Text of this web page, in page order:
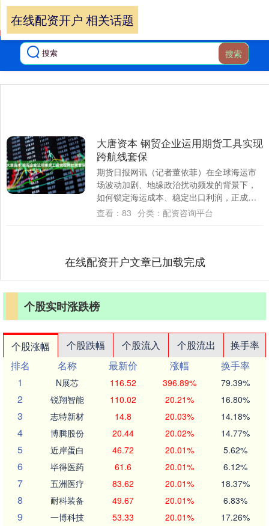
搜索
在线配资开户 相关话题
大唐资本 钢贸企业运用期货工具实现
跨航线套保
期货日报网讯（记者董依菲）在全球海运市
场波动加剧、地缘政治扰动频发的背景下，
如何锁定海运成本、稳定出口利润，正成为
外贸企业面临的现实课题，运价的大幅波动
查看： 83 分类： 配资咨询平台
在线配资开户文章已加载完成
个股实时涨跌榜
个股涨幅 个股跌幅 个股流入 个股流出
换手率
排名
名称 最新价 涨幅
换手率
1
N展芯 116.52 396.89% 79.39%
2 锐翔智能 110.02 20.21% 16.80%
3 志特新材 14.8 20.03% 14.18%
4 博腾股份 20.44 20.02% 14.77%
5 近岸蛋白 46.72 20.01% 5.62%
6 毕得医药 61.6 20.01% 6.12%
7 五洲医疗 83.62 20.01% 18.37%
8 耐科装备 49.67 20.01% 6.83%
9 一博科技 53.33 20.01% 17.26%